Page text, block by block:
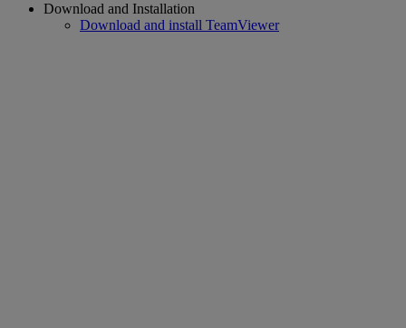
Download and Installation
Download and install TeamViewer